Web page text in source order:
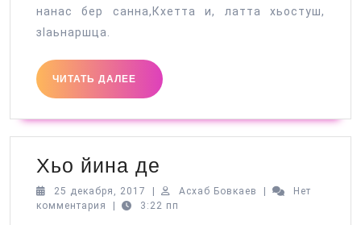
нанас бер санна,Кхетта и, латта хьостуш,
зӏаьнаршца.
ЧИТАТЬ ДАЛЕЕ
ЧИТАТЬ
ДАЛЕЕ
Хьо йина де
йина
де
25 декабря, 2017 25
декабря,
| Асхаб Бовкаев Асхаб
|
Нет
комментария
| 3:22 пп